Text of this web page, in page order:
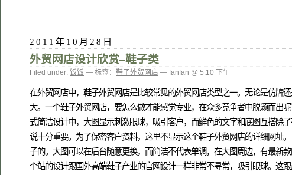
2011年10月28日
外贸网店设计欣赏–鞋子类
Filed under: 饭饭 — 标签： 鞋子外贸网店 — fanfan @ 5:10 下午
在外贸网店中，鞋子外贸网店是比较常见的外贸网店类型之一。无论是仿牌
大。一个鞋子外贸网店，要怎么做才能感觉专业，在众多竞争者中脱颖而出
式简洁设计中，大图显示刺激眼球，吸引客户，而鲜色的文字和底图互搭除
说十分重要。为了保密客户资料，这里不显示这个鞋子外贸网店的详细网址
子的。大图可以在后台随意更换，而简洁不代表单调，在大图周边，有最新
个站的设计跟国外高端鞋子产业的官网设计一样非常不寻常，吸引眼球。这